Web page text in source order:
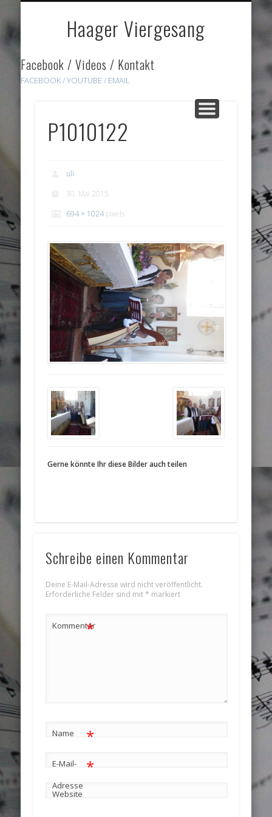
Haager Viergesang
Facebook / Videos / Kontakt
FACEBOOK /YOUTUBE / EMAIL
P1010122
uli
30. Mai 2015
694 × 1024 pixels
Gerne könnte Ihr diese Bilder auch teilen
Schreibe einen Kommentar
Deine E-Mail-Adresse wird nicht veröffentlicht.
Erforderliche Felder sind mit* markiert
Kommentar
*
Name *
E-Mail-
Adresse
*
Website